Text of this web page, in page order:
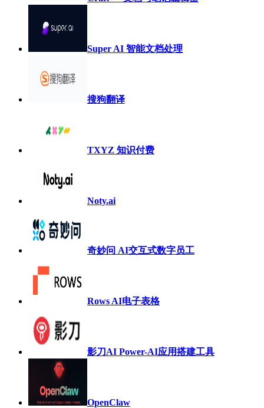
Super AI 智能文档处理
搜狗翻译
TXYZ 知识付费
Noty.ai
奇妙问 AI交互式数字员工
Rows AI电子表格
影刀AI Power-AI应用搭建工具
OpenClaw